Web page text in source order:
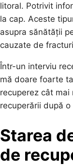
litoral. Potrivit
la cap. Aceste
asupra sănătății
cauzate de
Într-un interviu
mă doare foarte
recuperez cât
recuperării după
Starea
de